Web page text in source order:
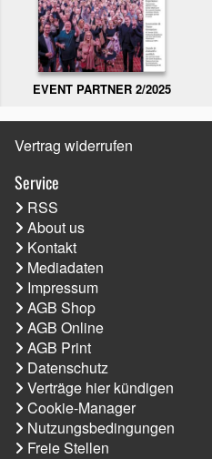
EVENT PARTNER 2/2025
Vertrag widerrufen
Service
RSS
About us
Kontakt
Mediadaten
Impressum
AGB Shop
AGB Online
AGB Print
Datenschutz
Verträge hier kündigen
Cookie-Manager
Nutzungsbedingungen
Freie Stellen